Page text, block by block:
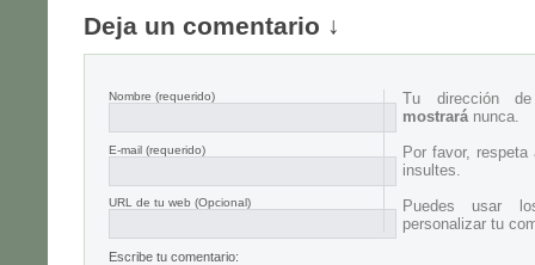
Deja un comentario ↓
Nombre (requerido)
E-mail (requerido)
URL de tu web (Opcional)
Tu dirección
mostraránunca.
Por favor,
insultes.
Puedes usar
personalizar tu
Escribe tu comentario: